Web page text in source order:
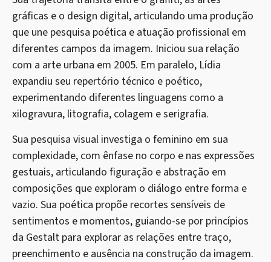
gráficas e o design digital, articulando uma produção
que une pesquisa poética e atuação profissional em
diferentes campos da imagem. Iniciou sua relação
com a arte urbana em 2005. Em paralelo, Lídia
expandiu seu repertório técnico e poético,
experimentando diferentes linguagens como a
xilogravura, litografia, colagem e serigrafia.
Sua pesquisa visual investiga o feminino em sua
complexidade, com ênfase no corpo e nas expressões
gestuais, articulando figuração e abstração em
composições que exploram o diálogo entre forma e
vazio. Sua poética propõe recortes sensíveis de
sentimentos e momentos, guiando-se por princípios
da Gestalt para explorar as relações entre traço,
preenchimento e ausência na construção da imagem.